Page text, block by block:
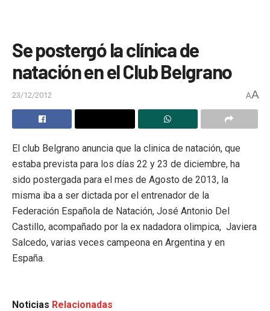
Se postergó la clínica de
natación en el Club Belgrano
23/12/2012 AA
El club Belgrano anuncia que la clinica de natación, que
estaba prevista para los días 22 y 23 de diciembre, ha
sido postergada para el mes de Agosto de 2013, la
misma iba a ser dictada por el entrenador de la
Federación Española de Natación, José Antonio Del
Castillo, acompañado por la ex nadadora olimpica, Javiera
Salcedo, varias veces campeona en Argentina y en
España.
Noticias Relacionadas